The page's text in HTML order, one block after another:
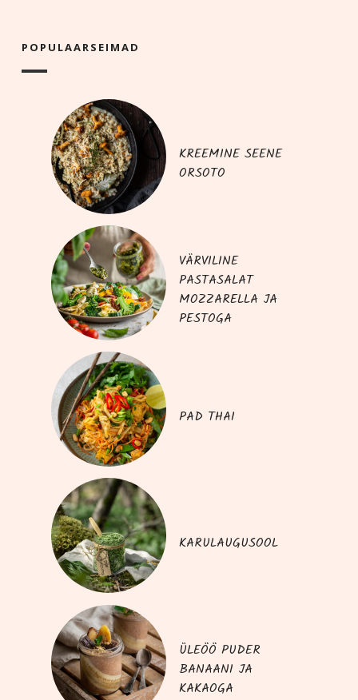
POPU­LAAR­SEI­MAD
KREEMINE SEENE
ORSOTO
VÄRVILINE
PASTASALAT
MOZZARELLA JA
PESTOGA
PAD THAI
KARULAUGUSOOL
ÜLEÖÖ PUDER
BANAANI JA
KAKAOGA